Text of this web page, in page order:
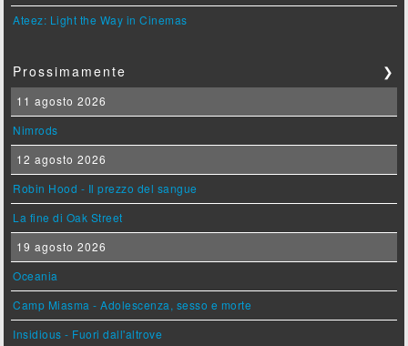
Ateez: Light the Way in Cinemas
Prossimamente ❯
11 agosto 2026
Nimrods
12 agosto 2026
Robin Hood - Il prezzo del sangue
La fine di Oak Street
19 agosto 2026
Oceania
Camp Miasma - Adolescenza, sesso e morte
Insidious - Fuori dall'altrove